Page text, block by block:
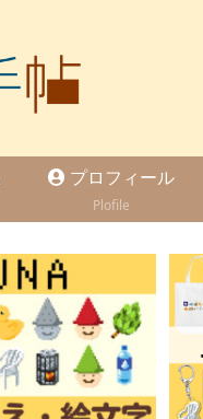
プロフィール
Plofile